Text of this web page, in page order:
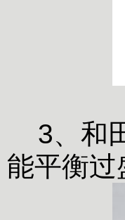
3、和
能平衡